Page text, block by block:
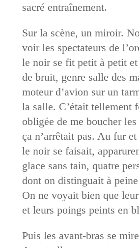
sacré entraînement.
Sur la scène, un miroir.
voir les spectateurs de
le noir se fit petit à petit et
de bruit, genre salle des
moteur d’avion sur un
la salle. C’était tellement
obligée de me boucher
ça n’arrêtait pas. Au fur
le noir se faisait,
glace sans tain, quatre
dont on distinguait à
On ne voyait bien que
et leurs poings peints en
Puis les avant-bras se